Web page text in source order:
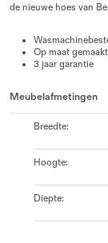
de nieuwe hoes van
Op maat
3 jaar garantie
Meubelafmetingen
Breedte:
Hoogte:
Diepte: